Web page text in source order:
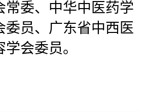
常委、中华中医药学
委员、广东省中西医
会委员。